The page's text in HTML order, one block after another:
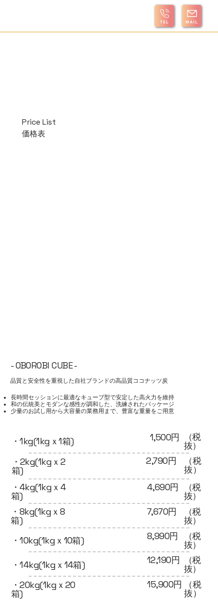
MAIL
TEL
Price List
価格表
- OBOROBI CUBE -
品質と安全性を重視した自社ブランドの高品質ココナッツ炭
​長時間セッションに最適なキューブ型で安定した高火力を維持
和の伝統美とモダンな感性が調和した、洗練されたパッケージ
少量のお試し用から大容量の業務用まで、豊富な重量をご用意
・1kg(1kgｘ1箱) 1,500円 （税
抜）
・2kg(1kgｘ2
箱)
2,790円 （税
抜）
・4kg(1kgｘ4
箱)
4,690円 （税
抜）
・8kg(1kgｘ8
箱)
7,670円 （税
抜）
・10kg(1kgｘ10箱)
8,990円 （税
抜）
・14kg(1kgｘ14箱)
12,190円 （税
抜）
・20kg(1kgｘ20
箱)
15,900円 （税
抜）